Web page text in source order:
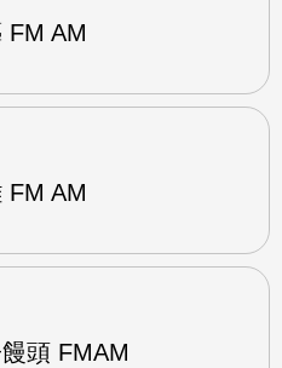
FM AM
FM AM
頭 FMAM